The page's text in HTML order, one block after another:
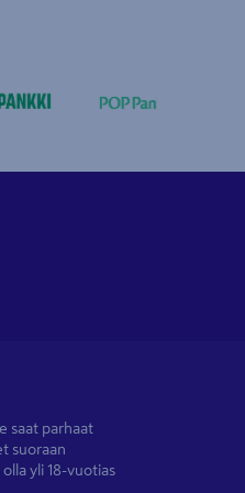
saat parhaat
suoraan
yli 18-vuotias